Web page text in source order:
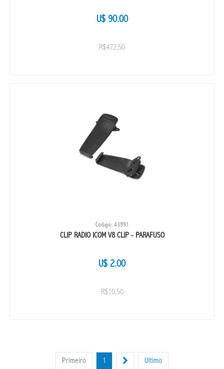
U$ 90.00
R$472,50
Codigo: 43991
CLIP RADIO ICOM V8 CLIP - PARAFUSO
U$ 2.00
R$10,50
Primeiro 1 Ultimo